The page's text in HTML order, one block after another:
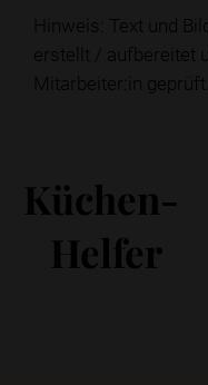
Hinweis: Text und
erstellt / aufbereitet
Mitarbeiter:in geprüft.
Küchen-
Helfer